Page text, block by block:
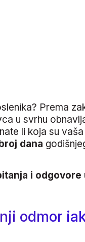
Prema
u svrhu
li koja su
dana
i odgovore
odmor